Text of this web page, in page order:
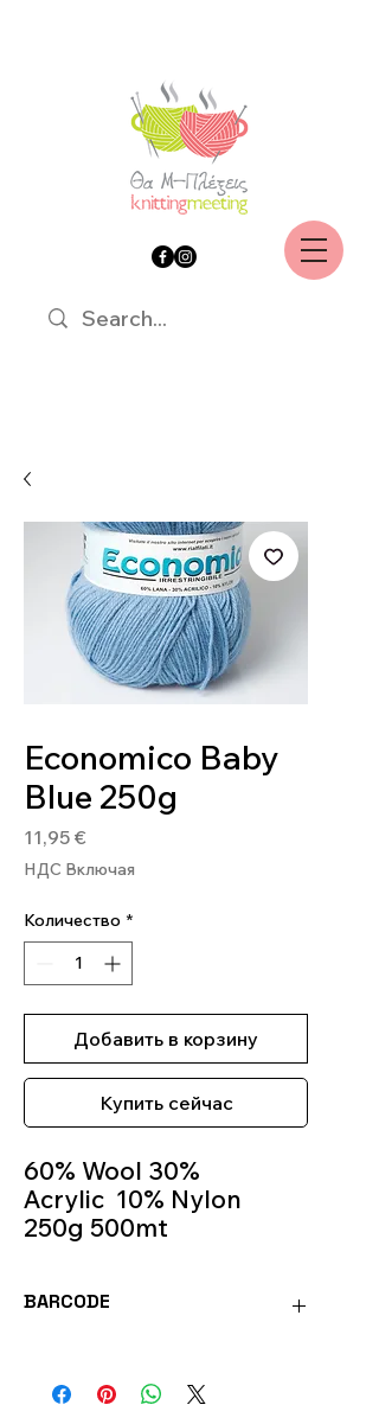
Economico Baby
Blue 250g
11,95 €
НДС Включая
Количество *
Добавить в корзину
Купить сейчас
60% Wool 30%
Acrylic 10% Nylon
250g 500mt
Colour 163
BARCODE